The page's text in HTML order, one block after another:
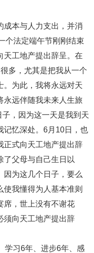
成本与人力支出，并消
个法定端午节刚刚结束
天工地产提出辞呈。在
多，尤其是把我从一个
。为此，我将永远对天
永远伴随我未来人生旅
，因为这一天是我到天
记忆深处。6月10日，也
正式向天工地产提出辞
了父母与自己生日以
因为这几个日子，要么
我懂得为人基本准则
，世上没有不谢花
须向天工地产提出辞
学习6年、进步6年、感